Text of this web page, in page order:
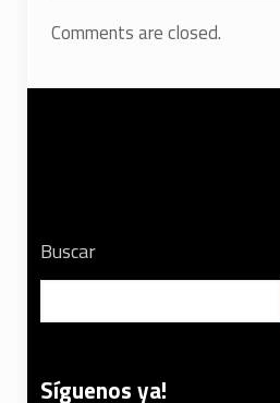
Comments are closed.
Buscar
Síguenos ya!